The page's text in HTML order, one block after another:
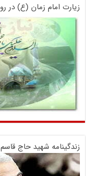
زیارت امام زمان (ع) در
زندگینامه شهید حاج